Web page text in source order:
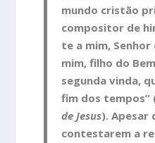
mundo cristão
compositor de
te a mim, Senhor
mim, filho do
segunda vinda,
fim dos tempos”
de Jesus). Apesar
contestarem a